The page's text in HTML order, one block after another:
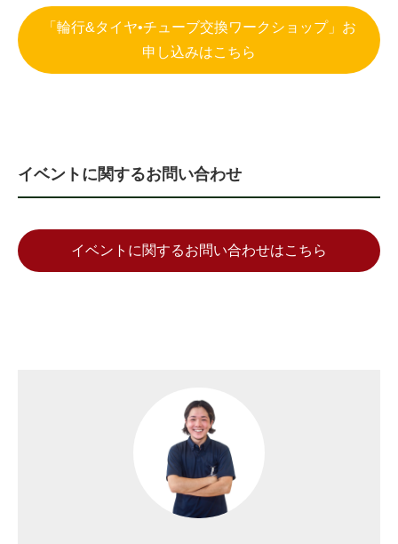
「輪行&タイヤ•チューブ交換ワークショップ」お
申し込みはこちら
イベントに関するお問い合わせ
イベントに関するお問い合わせはこちら